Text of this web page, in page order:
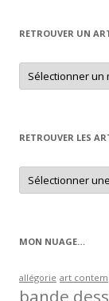
RETROUVER UN
Retrouver
un
article
RETROUVER LES
Retrouver
les
articles
MON NUAGE…
allégorie art
bande